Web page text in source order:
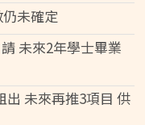
未確定
未來2年學士畢業
出 未來再推3項目 供